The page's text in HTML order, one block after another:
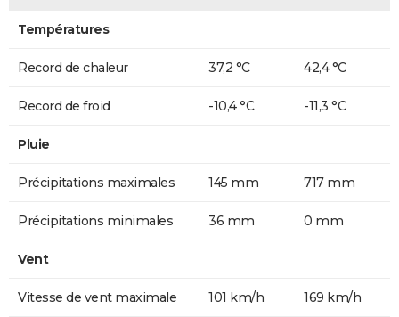
Températures
Record de chaleur 37,2 °C 42,4 °C
Record de froid -10,4 °C -11,3 °C
Pluie
Précipitations maximales 145 mm 717 mm
Précipitations minimales 36 mm 0 mm
Vent
Vitesse de vent maximale 101 km/h 169 km/h